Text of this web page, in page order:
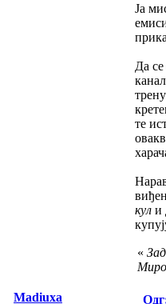
Ја
Да
те
кул и
«
Madiuxa